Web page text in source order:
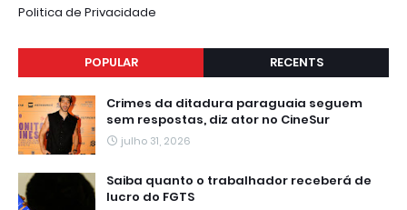
Politica de Privacidade
POPULAR RECENTS
Crimes da ditadura paraguaia seguem
sem respostas, diz ator no CineSur
julho 31, 2026
Saiba quanto o trabalhador receberá de
lucro do FGTS